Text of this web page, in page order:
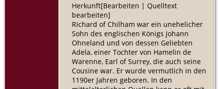
Herkunft[Bearbeiten | Quelltext
bearbeiten]
Richard of Chilham war ein unehelicher
Sohn des englischen Königs Johann
Ohneland und von dessen Geliebten
Adela, einer Tochter von Hamelin de
Warenne, Earl of Surrey, die auch seine
Cousine war. Er wurde vermutlich in den
1190er Jahren geboren. In den